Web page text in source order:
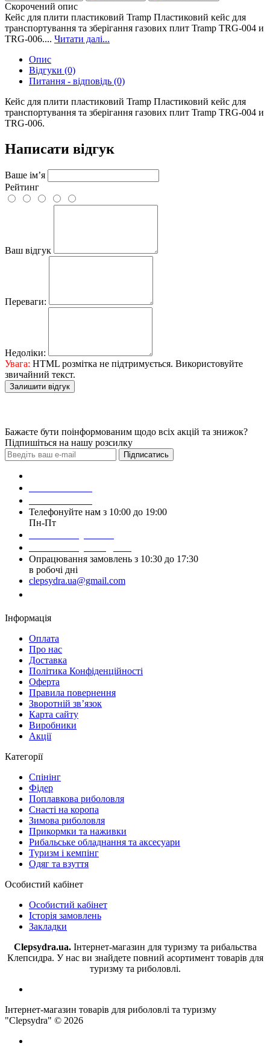
Скорочений опис
Кейс для плити пластиковий Tramp Пластиковий кейс для
транспортування та зберігання газових плит Tramp TRG-004 и
TRG-006.... Читати далі...
Опис
Відгуки (0)
Питання - відповідь (0)
Кейс для плити пластиковий Tramp Пластиковий кейс для
транспортування та зберігання газових плит Tramp TRG-004 и
TRG-006.
Написати відгук
Ваше ім’я
Рейтинг
Ваш відгук
Переваги:
Недоліки:
Увага: HTML розмітка не підтримується. Використовуйте
звичайний текст.
Залишити відгук
Бажаєте бути поінформованим щодо всіх акцій та знижок?
Підпишіться на нашу розсилку
Підписатись
Телефонуйте нам з 10:00 до 19:00
Пн-Пт
Опрацювання замовлень з 10:30 до 17:30
в робочі дні
clepsydra.ua@gmail.com
Інформація
Оплата
Про нас
Доставка
Політика Конфіденційності
Оферта
Правила повернення
Зворотній зв’язок
Карта сайту
Виробники
Акції
Категорії
Спінінг
Фідер
Поплавкова риболовля
Снасті на коропа
Зимова риболовля
Прикормки та наживки
Рибальське обладнання та аксесуари
Туризм і кемпінг
Одяг та взуття
Особистий кабінет
Особистий кабінет
Історія замовлень
Закладки
Clepsydra.ua. Інтернет-магазин для туризму та рибальства
Клепсидра. У нас ви знайдете повний асортимент товарів для
туризму та риболовлі.
Інтернет-магазин товарів для риболовлі та туризму
"Clepsydra" © 2026